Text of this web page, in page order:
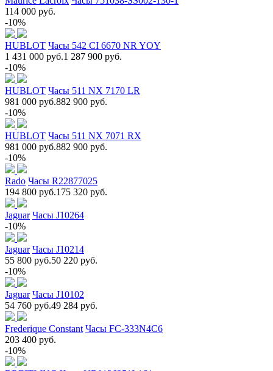
114 000 руб.
-10%
HUBLOT Часы 542 CI 6670 NR YOY
1 431 000 руб.1 287 900 руб.
-10%
HUBLOT Часы 511 NX 7170 LR
981 000 руб.882 900 руб.
-10%
HUBLOT Часы 511 NX 7071 RX
981 000 руб.882 900 руб.
-10%
Rado Часы R22877025
194 800 руб.175 320 руб.
Jaguar Часы J10264
-10%
Jaguar Часы J10214
55 800 руб.50 220 руб.
-10%
Jaguar Часы J10102
54 760 руб.49 284 руб.
Frederique Constant Часы FC-333N4C6
203 400 руб.
-10%